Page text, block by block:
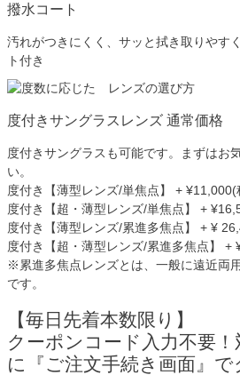
撥水コート
汚れがつきにくく、サッと拭き取りやす
ト付き
度付きサングラスレンズ 通常価格
度付きサングラスも可能です。まずはお
い。
度付き【薄型レンズ/単焦点】 + ¥11,000(
度付き【超・薄型レンズ/単焦点】 +
度付き【薄型レンズ/累進多焦点】 + ¥
度付き【超・薄型レンズ/累進多焦点】 +
※累進多焦点レンズとは、一般に遠近両
です。
【毎日先着本数限り】
クーポンコード入力不要
に
『ご注文手続き画面』 で